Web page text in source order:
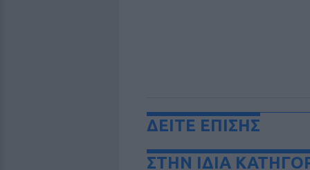
ΔΕΙΤΕ ΕΠΙΣΗΣ
ΣΤΗΝ ΙΔΙΑ